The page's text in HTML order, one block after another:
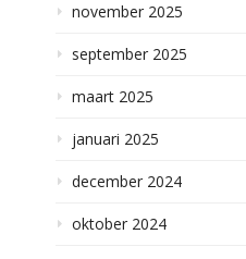
november 2025
september 2025
maart 2025
januari 2025
december 2024
oktober 2024